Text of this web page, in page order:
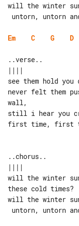
will the winter
Em C G D
..verse..
||||
see them hold you
never felt them
wall,
still i hear you
first time, first
..chorus..
||||
will the winter
these cold times?
will the winter